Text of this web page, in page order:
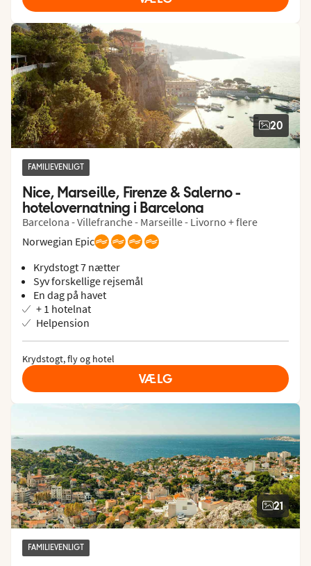
20
FAMILIEVENLIGT
Nice, Marseille, Firenze & Salerno -
hotelovernatning i Barcelona
Barcelona - Villefranche - Marseille - Livorno + flere
Norwegian Epic
Krydstogt 7 nætter
Syv forskellige rejsemål
En dag på havet
+ 1 hotelnat
Helpension
Krydstogt, fly og hotel
VÆLG
21
FAMILIEVENLIGT